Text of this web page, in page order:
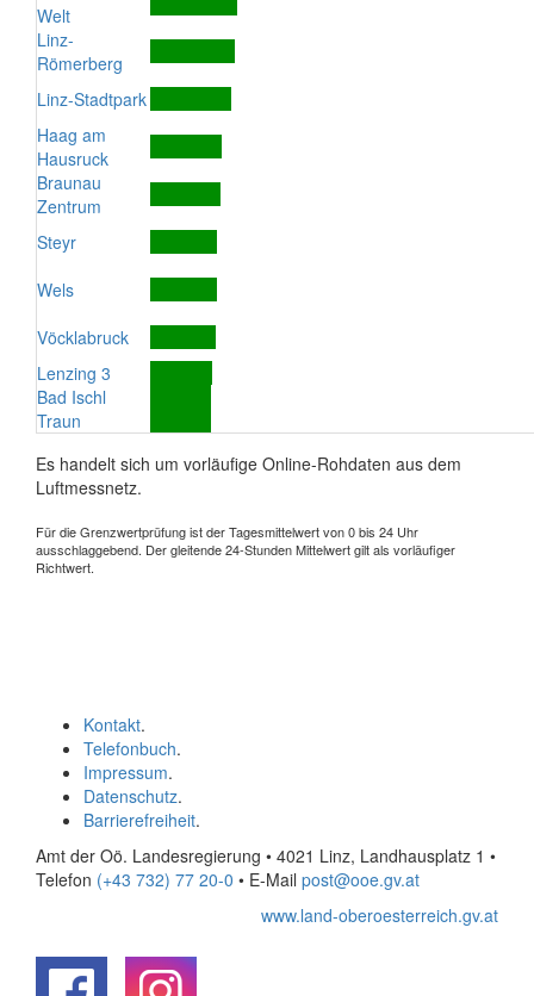
Welt
Linz-
Römerberg
Linz-Stadtpark
Haag am
Hausruck
Braunau
Zentrum
Steyr
Wels
Vöcklabruck
Lenzing 3
Bad Ischl
Traun
Es handelt sich um vorläufige Online-Rohdaten aus dem
Luftmessnetz.
Für die Grenzwertprüfung ist der Tagesmittelwert von 0 bis 24 Uhr
ausschlaggebend. Der gleitende 24-Stunden Mittelwert gilt als vorläufiger
Richtwert.
Kontakt.
Telefonbuch.
Impressum.
Datenschutz.
Barrierefreiheit.
Amt der Oö. Landesregierung • 4021 Linz, Landhausplatz 1 •
Telefon (+43 732) 77 20-0 • E-Mail post@ooe.gv.at
www.land-oberoesterreich.gv.at